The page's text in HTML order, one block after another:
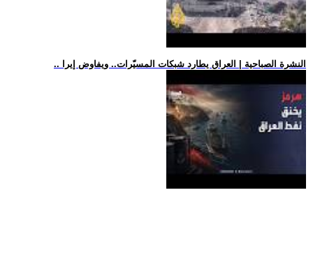
.. النشرة الصباحية | العراق يطارد شبكات المسيّرات.. ويفاوض إيرا